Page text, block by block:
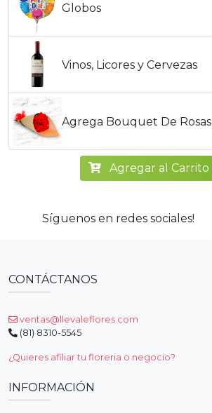
Globos
Vinos, Licores y Cervezas
Agrega Bouquet De Rosas
Agregar al Carrito
Síguenos en redes sociales!
CONTÁCTANOS
ventas@llevaleflores.com
(81) 8310-5545
¿Quieres afiliar tu floreria o negocio?
INFORMACIÓN